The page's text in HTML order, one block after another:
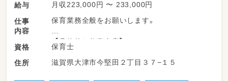
給与
月収223,000円 〜 233,000円
仕事
内容
保育業務全般をお願いします。
*【具体的な仕事内容】*
・戸外活動（公園へのお散歩、歩行練習、公共の
場の認識）
資格
保育士
住所
滋賀県大津市今堅田２丁目３７−１５